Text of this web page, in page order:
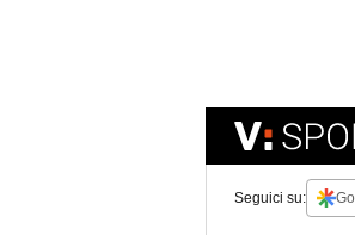
Seguici su: